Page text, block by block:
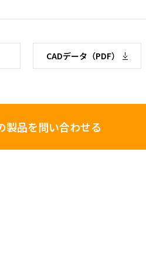
CADデータ（PDF）
製品を問い合わせる